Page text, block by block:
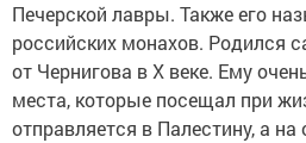
Печерской лавры. Также его
российских монахов. Родился
от Чернигова в X веке. Ему
места, которые посещал при
отправляется в Палестину, а